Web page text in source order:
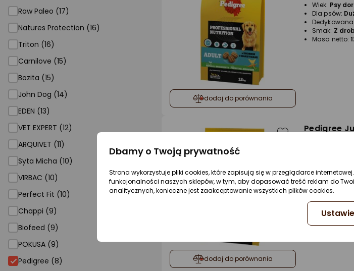
Raw Paleo (17)
Natures Protection (16)
Triton (16)
Carnilove (15)
Bozita (15)
John Dog (14)
EDEN (13)
VET EXPERT (12)
ARQUIVET (11)
Syta Micha (10)
VIRBAC (10)
Perfect Fit (10)
Chappi (9)
Biofeed (9)
POKUSA (9)
Pedigree
Pedigree (8)
dodaj do porównania
Wiek: Psy
Dla psów:
Smak: Z
Masa netto:
dodaj do porównania
Pedigree
Dla psów:
Smak:Z
Masa netto:
Dbamy o Twoją prywatność
Strona wykorzystuje pliki cookies, które zapisują się w przeglądarce
funkcjonalności naszych sklepów, w tym, aby dopasować treść reklam do
analitycznych, konieczne jest zaakceptowanie wszystkich plików cookies.